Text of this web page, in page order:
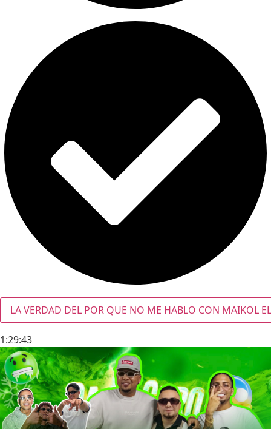
LA VERDAD DEL POR QUE NO ME HABLO CON MAIKOL
1:29:43